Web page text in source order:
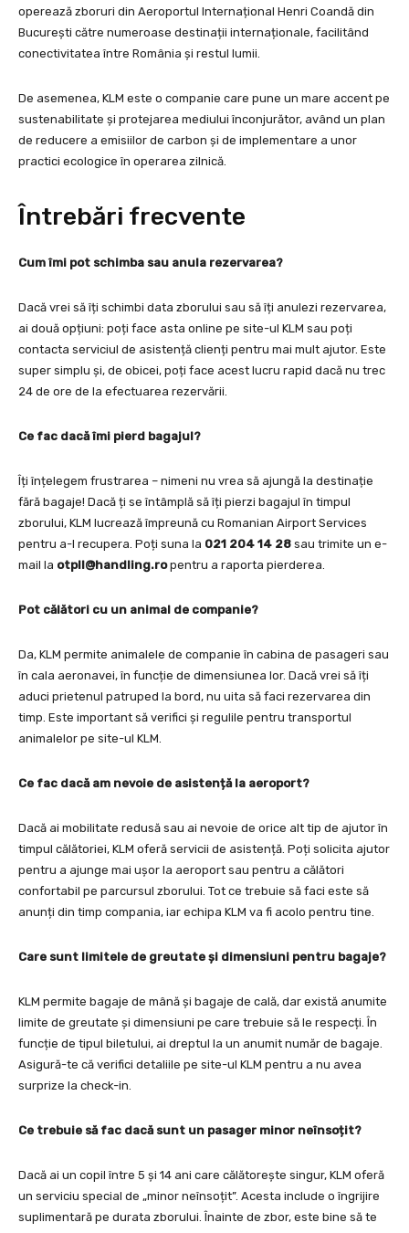
operează zboruri din Aeroportul Internațional Henri Coandă din
București către numeroase destinații internaționale, facilitând
conectivitatea între România și restul lumii.
De asemenea, KLM este o companie care pune un mare accent pe
sustenabilitate și protejarea mediului înconjurător, având un plan
de reducere a emisiilor de carbon și de implementare a unor
practici ecologice în operarea zilnică.
Întrebări frecvente
Cum îmi pot schimba sau anula rezervarea?
Dacă vrei să îți schimbi data zborului sau să îți anulezi rezervarea,
ai două opțiuni: poți face asta online pe site-ul KLM sau poți
contacta serviciul de asistență clienți pentru mai mult ajutor. Este
super simplu și, de obicei, poți face acest lucru rapid dacă nu trec
24 de ore de la efectuarea rezervării.
Ce fac dacă îmi pierd bagajul?
Îți înțelegem frustrarea – nimeni nu vrea să ajungă la destinație
fără bagaje! Dacă ți se întâmplă să îți pierzi bagajul în timpul
zborului, KLM lucrează împreună cu Romanian Airport Services
pentru a-l recupera. Poți suna la 021 204 14 28 sau trimite un e-
mail la otpll@handling.ropentru a raporta pierderea.
Pot călători cu un animal de companie?
Da, KLM permite animalele de companie în cabina de pasageri sau
în cala aeronavei, în funcție de dimensiunea lor. Dacă vrei să îți
aduci prietenul patruped la bord, nu uita să faci rezervarea din
timp. Este important să verifici și regulile pentru transportul
animalelor pe site-ul KLM.
Ce fac dacă am nevoie de asistență la aeroport?
Dacă ai mobilitate redusă sau ai nevoie de orice alt tip de ajutor în
timpul călătoriei, KLM oferă servicii de asistență. Poți solicita ajutor
pentru a ajunge mai ușor la aeroport sau pentru a călători
confortabil pe parcursul zborului. Tot ce trebuie să faci este să
anunți din timp compania, iar echipa KLM va fi acolo pentru tine.
Care sunt limitele de greutate și dimensiuni pentru bagaje?
KLM permite bagaje de mână și bagaje de cală, dar există anumite
limite de greutate și dimensiuni pe care trebuie să le respecți. În
funcție de tipul biletului, ai dreptul la un anumit număr de bagaje.
Asigură-te că verifici detaliile pe site-ul KLM pentru a nu avea
surprize la check-in.
Ce trebuie să fac dacă sunt un pasager minor neînsoțit?
Dacă ai un copil între 5 și 14 ani care călătorește singur, KLM oferă
un serviciu special de „minor neînsoțit”. Acesta include o îngrijire
suplimentară pe durata zborului. Înainte de zbor, este bine să te